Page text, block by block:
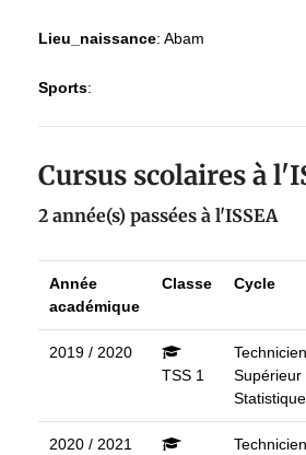
Lieu_naissance: Abam
Sports:
Cursus scolaires à
2 année(s) passées à l'ISSEA
Année
académique
Classe Cycle
2019 / 2020
TSS 1
Technicien
Supérieur
Statistique
2020 / 2021
Technicien